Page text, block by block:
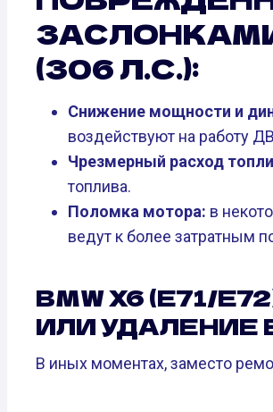
ЗАСЛОНКАМИ
(306 Л.С.):
Снижение мощности и
воздействуют на работу
Чрезмерный расход
топлива.
Поломка мотора: в
ведут к более затратным
BMW X6 (E71/
ИЛИ УДАЛЕНИЕ
В иных моментах, заместо